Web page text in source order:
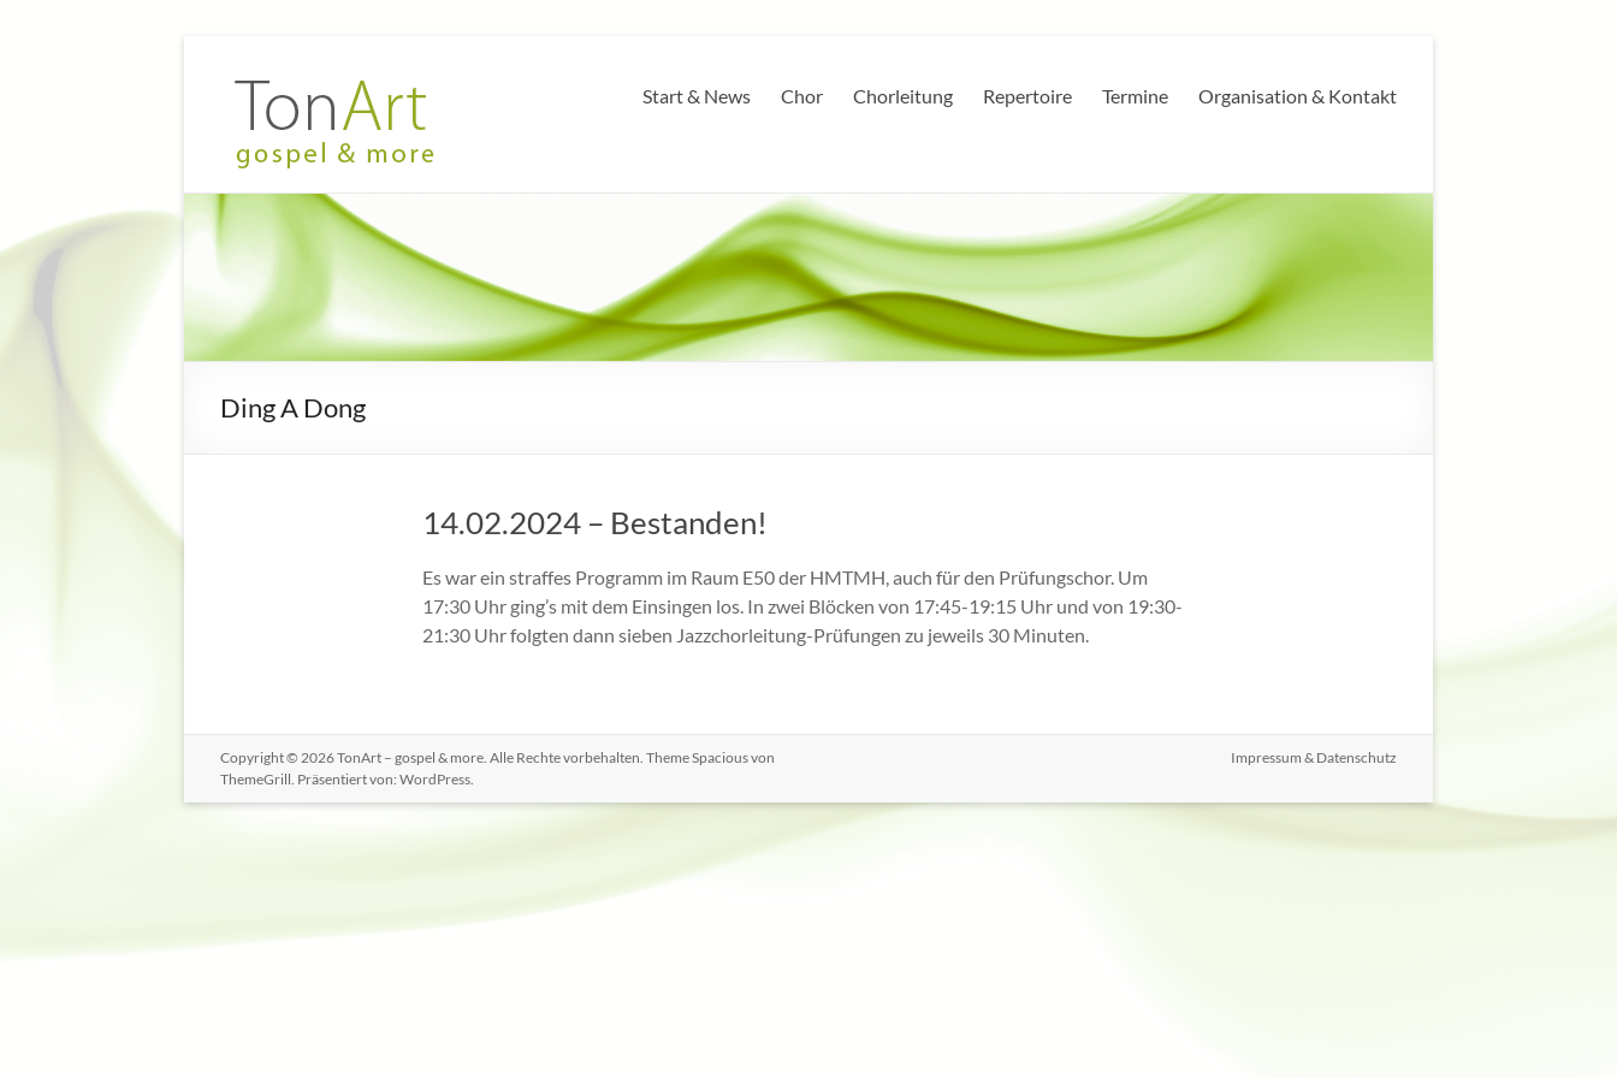
TonArt
gospel
&
more
Mein Chor
Hannover-
Linden
Start & News Chor Chorleitung Repertoire Termine Organisation & Kontakt
Ding A Dong
14.02.2024 – Bestanden!
Es war ein straffes Programm im Raum E50 der HMTMH, auch für den Prüfungschor. Um
17:30 Uhr ging’s mit dem Einsingen los. In zwei Blöcken von 17:45-19:15 Uhr und von 19:30-
21:30 Uhr folgten dann sieben Jazzchorleitung-Prüfungen zu jeweils 30 Minuten.
Copyright © 2026TonArt – gospel & more. Alle Rechte vorbehalten. ThemeSpaciousvon
ThemeGrill. Präsentiert von: WordPress.
Impressum & Datenschutz